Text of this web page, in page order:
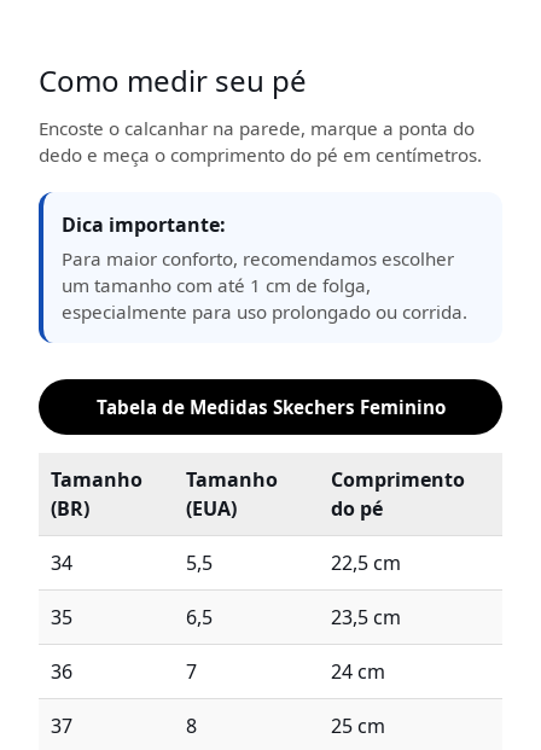
Como medir seu pé
Encoste o calcanhar na parede, marque a ponta do
dedo e meça o comprimento do pé em centímetros.
Dica importante:
Para maior conforto, recomendamos escolher
um tamanho com até 1 cm de folga,
especialmente para uso prolongado ou corrida.
Tabela de Medidas Skechers Feminino
Tamanho
(BR)
Tamanho
(EUA)
Comprimento
do pé
34 5,5 22,5 cm
35 6,5 23,5 cm
36 7 24 cm
37 8 25 cm